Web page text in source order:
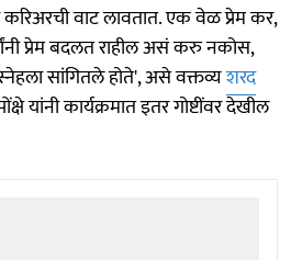
करिअरची वाट लावतात. एक वेळ प्रेम कर,
प्रेम बदलत राहील असं करु नकोस,
स्नेहला सांगितले होते', असे वक्तव्यशरद
यांनी कार्यक्रमात इतर गोष्टींवर देखील